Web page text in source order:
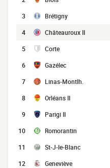
3 Brétigny
4 Châteauroux II
5
Corte
6 Gazélec
7 Linas-Montlh.
8 Orléans II
9 Parigi II
10 Romorantin
11 St-J-le-Blanc
12 Geneviève